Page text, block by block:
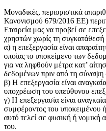
Μοναδικές, περιοριστικά
Κανονισμού 679/2016 ΕΕ)
Εταιρεία μας να προβεί σε
χρηστών χωρίς τη συγκατάθεσή
α) η επεξεργασία είναι
οποίας το υποκείμενο των
για να ληφθούν μέτρα κατ’
δεδομένων πριν από τη
β) Η επεξεργασία είναι
υποχρέωση του υπεύθυνου
γ) Η επεξεργασία είναι
συμφέροντος του
αυτό τελεί σε φυσική ή νομική
του.